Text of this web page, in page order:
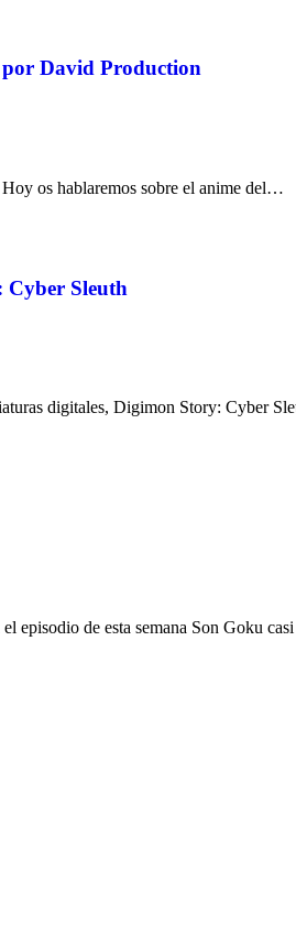
David Production
os hablaremos sobre el anime del…
Cyber Sleuth
digitales, Digimon Story: Cyber
episodio de esta semana Son Goku